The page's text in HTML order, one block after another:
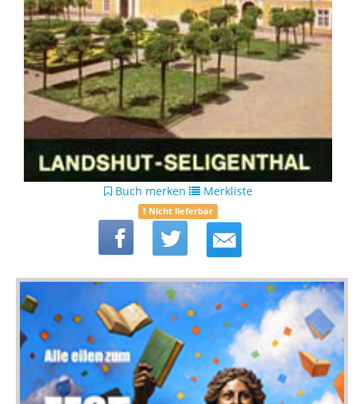
Buch merken Merkliste
Nicht lieferbar